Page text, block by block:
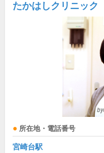
たかはしクリニック
所在地・電話番号
宮崎台駅